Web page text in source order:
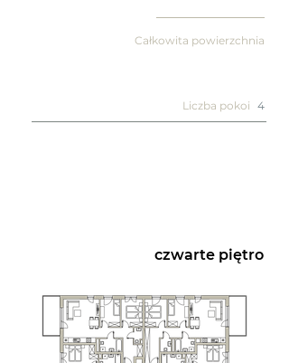
Całkowita powierzchnia
Liczba pokoi 4
czwarte piętro